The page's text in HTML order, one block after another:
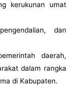
kerukunan umat
dan
daerah,
dalam rangka
di Kabupaten.